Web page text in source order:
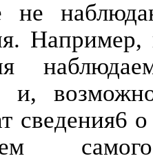
не
Например,
и,
сведения6